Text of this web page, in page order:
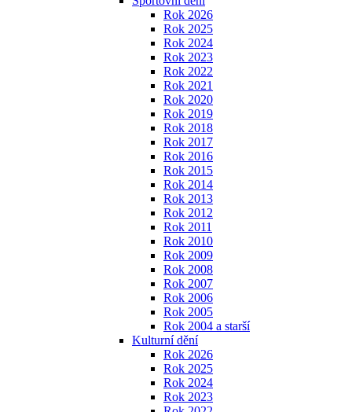
Rok 2026
Rok 2025
Rok 2024
Rok 2023
Rok 2022
Rok 2021
Rok 2020
Rok 2019
Rok 2018
Rok 2017
Rok 2016
Rok 2015
Rok 2014
Rok 2013
Rok 2012
Rok 2011
Rok 2010
Rok 2009
Rok 2008
Rok 2007
Rok 2006
Rok 2005
Rok 2004 a starší
Kulturní dění
Rok 2026
Rok 2025
Rok 2024
Rok 2023